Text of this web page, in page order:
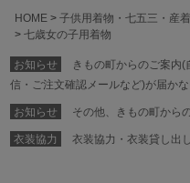
HOME
子供用着物・七五三・産着
七歳女の子用着物
お知らせ
きもの町からのご案内(
信・ご注文確認メールなど)が届か
お知らせ その他、きもの町から
衣装協力 衣装協力・衣装貸し出